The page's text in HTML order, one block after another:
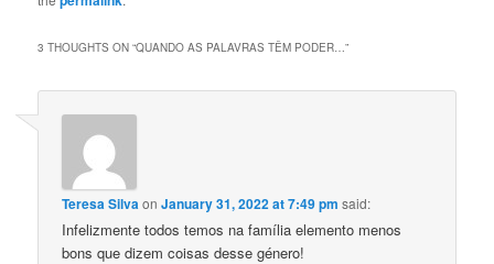
3 THOUGHTS ON “QUANDO AS PALAVRAS TÊM PODER…”
Teresa SilvaonJanuary 31, 2022 at 7:49 pm said:
Infelizmente todos temos na família elemento menos
bons que dizem coisas desse género!